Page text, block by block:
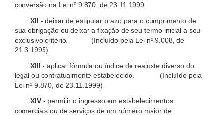
conversão na Lei nº 9.870, de 23.11.1999
XII - deixar de estipular prazo para o cumprimento de
sua obrigação ou deixar a fixação de seu termo inicial a seu
exclusivo critério. (Incluído pela Lei nº 9.008, de
21.3.1995)
XIII - aplicar fórmula ou índice de reajuste diverso do
legal ou contratualmente estabelecido. (Incluído pela
Lei nº 9.870, de 23.11.1999)
XIV - permitir o ingresso em estabelecimentos
comerciais ou de serviços de um número maior de